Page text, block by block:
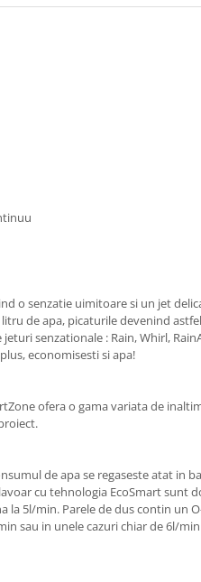
o senzatie uimitoare si un jet
de apa, picaturile devenind
senzationale : Rain, Whirl,
economisesti si apa!
ofera o gama variata de
de apa se regaseste atat in
cu tehnologia EcoSmart sunt
la 5l/min. Parele de dus contin un
sau in unele cazuri chiar de 6l/min